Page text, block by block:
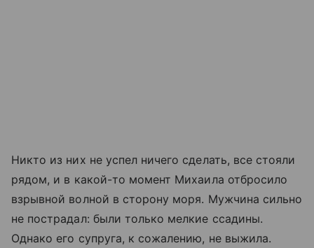
Никто из них не успел ничего сделать, все стояли
рядом, и в какой-то момент Михаила отбросило
взрывной волной в сторону моря. Мужчина сильно
не пострадал: были только мелкие ссадины.
Однако его супруга, к сожалению, не выжила.